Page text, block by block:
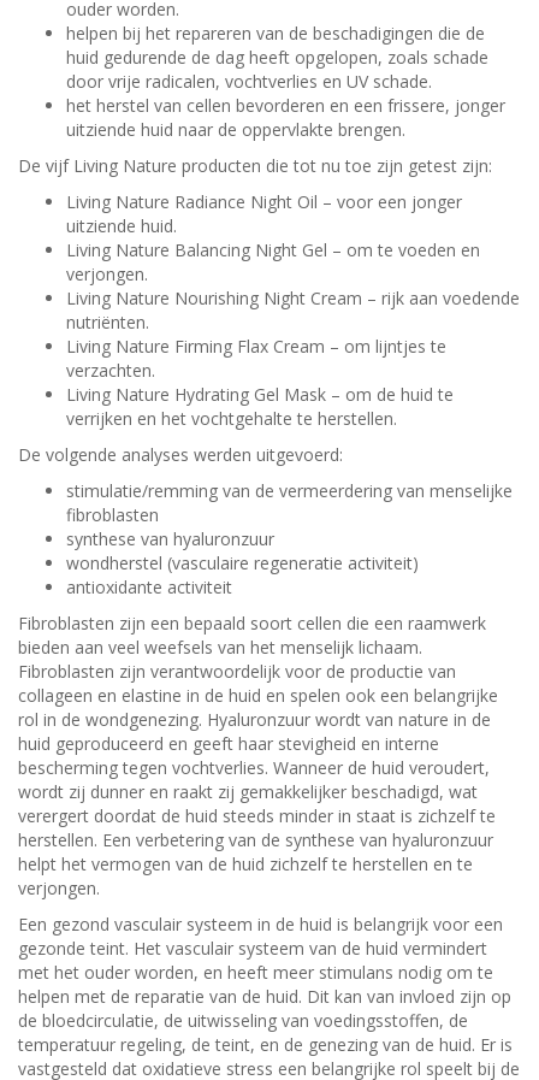
ouder worden.
helpen bij het repareren van de beschadigingen die de
huid gedurende de dag heeft opgelopen, zoals schade
door vrije radicalen, vochtverlies en UV schade.
het herstel van cellen bevorderen en een frissere, jonger
uitziende huid naar de oppervlakte brengen.
De vijf Living Nature producten die tot nu toe zijn getest zijn:
Living Nature Radiance Night Oil – voor een jonger
uitziende huid.
Living Nature Balancing Night Gel – om te voeden en
verjongen.
Living Nature Nourishing Night Cream – rijk aan voedende
nutriënten.
Living Nature Firming Flax Cream – om lijntjes te
verzachten.
Living Nature Hydrating Gel Mask – om de huid te
verrijken en het vochtgehalte te herstellen.
De volgende analyses werden uitgevoerd:
stimulatie/remming van de vermeerdering van menselijke
fibroblasten
synthese van hyaluronzuur
wondherstel (vasculaire regeneratie activiteit)
antioxidante activiteit
Fibroblasten zijn een bepaald soort cellen die een raamwerk
bieden aan veel weefsels van het menselijk lichaam.
Fibroblasten zijn verantwoordelijk voor de productie van
collageen en elastine in de huid en spelen ook een belangrijke
rol in de wondgenezing. Hyaluronzuur wordt van nature in de
huid geproduceerd en geeft haar stevigheid en interne
bescherming tegen vochtverlies. Wanneer de huid veroudert,
wordt zij dunner en raakt zij gemakkelijker beschadigd, wat
verergert doordat de huid steeds minder in staat is zichzelf te
herstellen. Een verbetering van de synthese van hyaluronzuur
helpt het vermogen van de huid zichzelf te herstellen en te
verjongen.
Een gezond vasculair systeem in de huid is belangrijk voor een
gezonde teint. Het vasculair systeem van de huid vermindert
met het ouder worden, en heeft meer stimulans nodig om te
helpen met de reparatie van de huid. Dit kan van invloed zijn op
de bloedcirculatie, de uitwisseling van voedingsstoffen, de
temperatuur regeling, de teint, en de genezing van de huid. Er is
vastgesteld dat oxidatieve stress een belangrijke rol speelt bij de